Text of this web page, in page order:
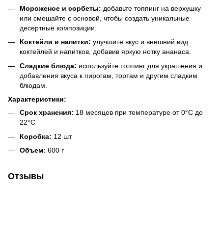
Мороженое и сорбеты: добавьте топпинг на верхушку
или смешайте с основой, чтобы создать уникальные
десертные композиции.
Коктейли и напитки: улучшите вкус и внешний вид
коктейлей и напитков, добавив яркую нотку ананаса.
Сладкие блюда: используйте топпинг для украшения и
добавления вкуса к пирогам, тортам и другим сладким
блюдам.
Характеристики:
Срок хранения: 18 месяцев при температуре от 0°C до
22°C
Коробка: 12 шт
Объем: 600 г
Отзывы